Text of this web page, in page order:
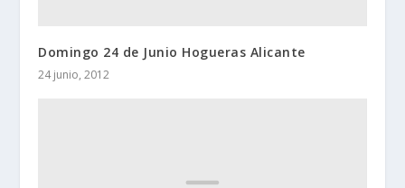
Domingo 24 de Junio Hogueras Alicante
24 junio, 2012